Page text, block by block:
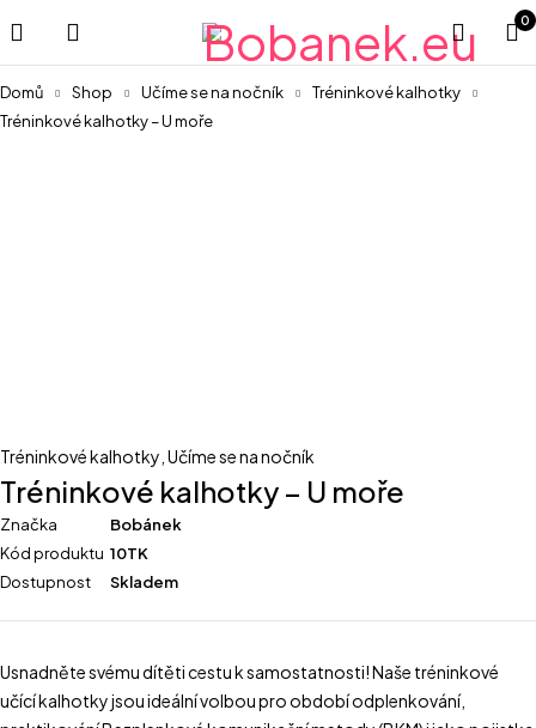
0
Domů Shop Učíme se na nočník
Tréninkové kalhotky
Tréninkové kalhotky – U moře
Tréninkové kalhotky Učíme se na nočník
Tréninkové kalhotky – U moře
Značka
Bobánek
Kód produktu 10TK
Dostupnost
Skladem
Usnadněte svému dítěti cestu k samostatnosti! Naše tréninkové
učící kalhotky jsou ideální volbou pro období odplenkování,